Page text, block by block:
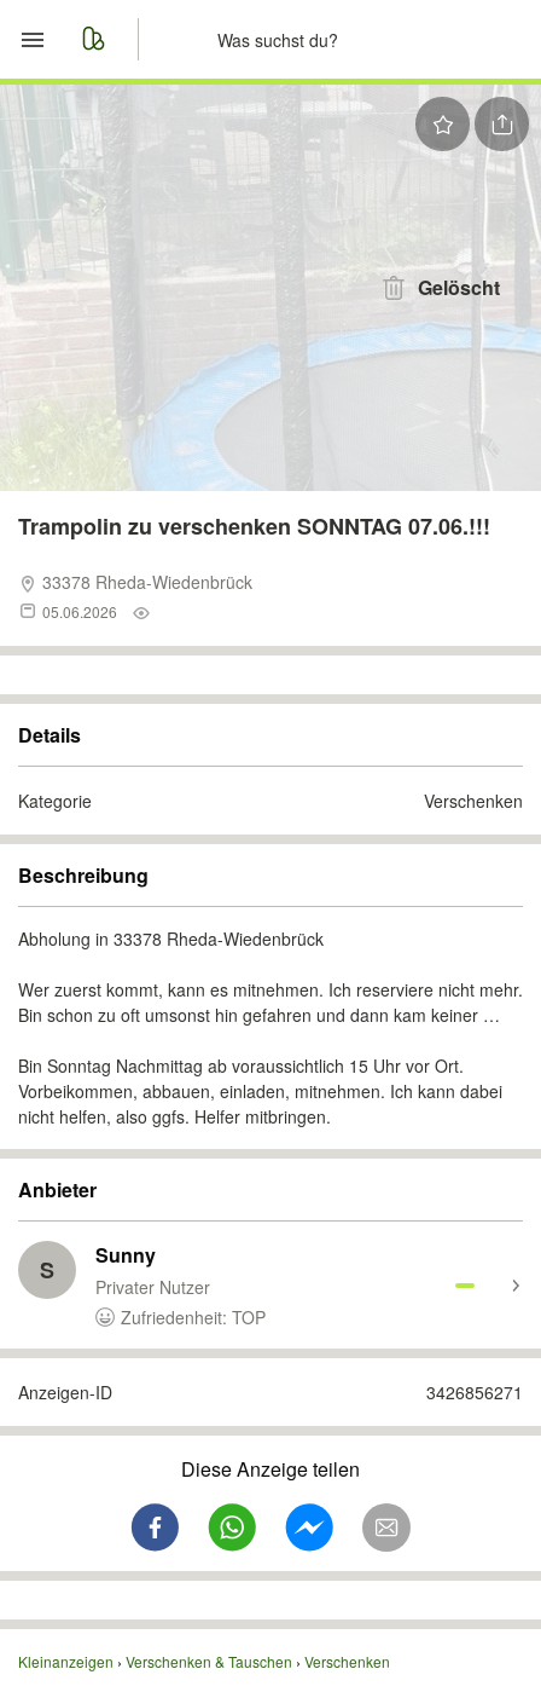
Start
Merkliste
Anzeige aufgeben
Gelöscht
Trampolin zu verschenken SONNTAG 07.06.!!!
33378 Rheda-Wiedenbrück
05.06.2026
Details
Kategorie Verschenken
Beschreibung
Abholung in 33378 Rheda-Wiedenbrück
Wer zuerst kommt, kann es mitnehmen. Ich reserviere nicht mehr.
Bin schon zu oft umsonst hin gefahren und dann kam keiner …
Bin Sonntag Nachmittag ab voraussichtlich 15 Uhr vor Ort.
Vorbeikommen, abbauen, einladen, mitnehmen. Ich kann dabei
nicht helfen, also ggfs. Helfer mitbringen.
Anbieter
S Sunny
Privater Nutzer
Zufriedenheit: TOP
Anzeigen-ID 3426856271
Diese Anzeige teilen
Kleinanzeigen Verschenken & Tauschen Verschenken